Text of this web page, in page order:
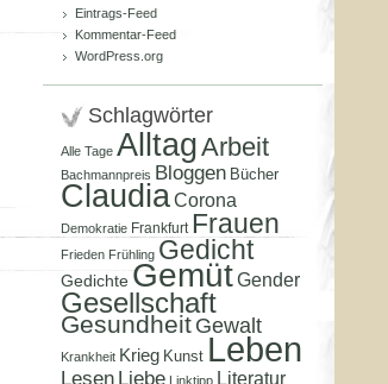
Eintrags-Feed
Kommentar-Feed
WordPress.org
Schlagwörter
Alle Tage AlltagArbeit
Bachmannpreis Bloggen Bücher
ClaudiaCorona
Demokratie Frankfurt Frauen
Frieden Frühling Gedicht
Gedichte GemütGender
Gesellschaft
Gesundheit Gewalt
Krankheit Krieg Kunst Leben
Lesen Liebe Linktipp Literatur